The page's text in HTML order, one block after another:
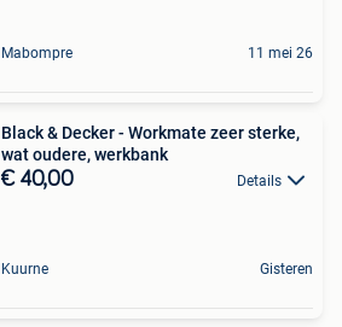
Mabompre 11 mei 26
Black & Decker - Workmate zeer sterke,
wat oudere, werkbank
€ 40,00 Details
Kuurne Gisteren